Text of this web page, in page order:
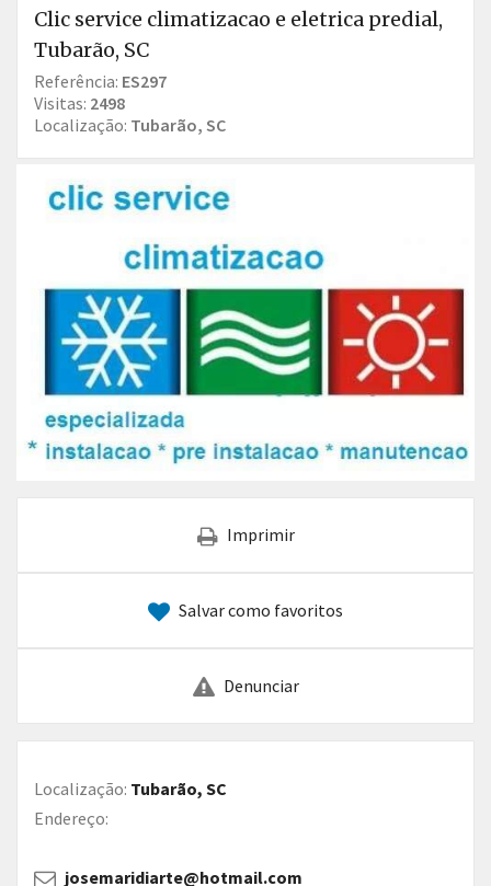
Clic service climatizacao e eletrica predial,
Tubarão, SC
Referência: ES297
Visitas: 2498
Localização: Tubarão, SC
Imprimir
Salvar como favoritos
Denunciar
Localização: Tubarão, SC
Endereço:
josemaridiarte@hotmail.com